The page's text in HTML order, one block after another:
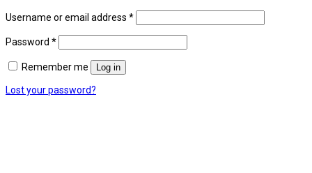
Username or email address *
Password *
Remember me Log in
Lost your password?